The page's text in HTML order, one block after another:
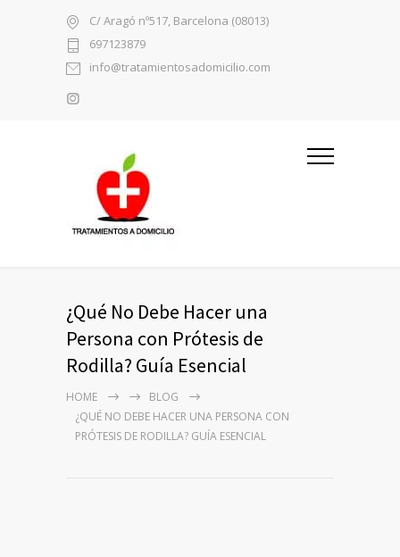
C/ Aragó nº517, Barcelona (08013)
697123879
info@tratamientosadomicilio.com
¿Qué No Debe Hacer una
Persona con Prótesis de
Rodilla? Guía Esencial
HOME
BLOG
¿QUÉ NO DEBE HACER UNA PERSONA CON
PRÓTESIS DE RODILLA? GUÍA ESENCIAL